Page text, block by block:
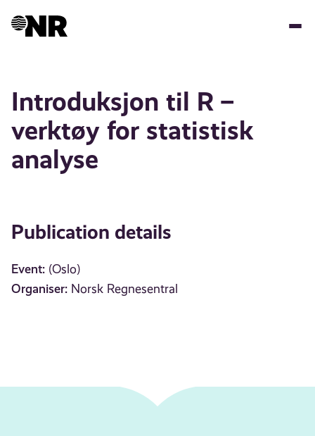
Introduksjon til R –
verktøy for statistisk
analyse
Publication details
Event: (Oslo)
Organiser: Norsk Regnesentral